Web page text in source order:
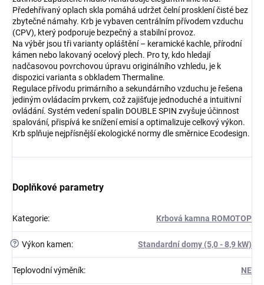
Předehřívaný oplach skla pomáhá udržet čelní prosklení čisté bez
zbytečné námahy. Krb je vybaven centrálním přívodem vzduchu
(CPV), který podporuje bezpečný a stabilní provoz.
Na výběr jsou tři varianty opláštění – keramické kachle, přírodní
kámen nebo lakovaný ocelový plech. Pro ty, kdo hledají
nadčasovou povrchovou úpravu originálního vzhledu, je k
dispozici varianta s obkladem Thermaline.
Regulace přívodu primárního a sekundárního vzduchu je řešena
jediným ovládacím prvkem, což zajišťuje jednoduché a intuitivní
ovládání. Systém vedení spalin DOUBLE SPIN zvyšuje účinnost
spalování, přispívá ke snížení emisí a optimalizuje celkový výkon.
Krb splňuje nejpřísnější ekologické normy dle směrnice Ecodesign.
Doplňkové parametry
Kategorie: Krbová kamna ROMOTOP
? Výkon kamen: Standardní domy (5,0 - 8,9 kW)
Teplovodní výměník: NE